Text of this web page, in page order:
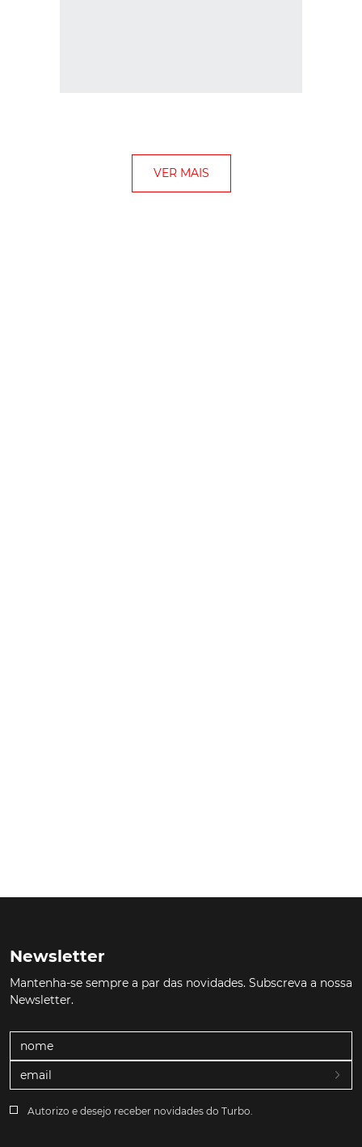
Newsletter
Mantenha-se sempre a par das novidades. Subscreva a nossa
Newsletter.
Autorizo e desejo receber novidades do Turbo.